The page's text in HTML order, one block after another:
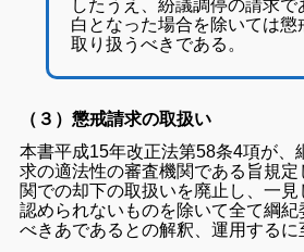
したうえ、紛議調停の請求で
白となった場合を除いては懲
取り扱うべきである。
（３）懲戒請求の取扱い
本書平成15年改正法第58条4項が、
求の適法性の審査機関である旨規
関での却下の取扱いを廃止し、一
認められないものを除いて全て綱
べきあであるとの解釈、運用するに